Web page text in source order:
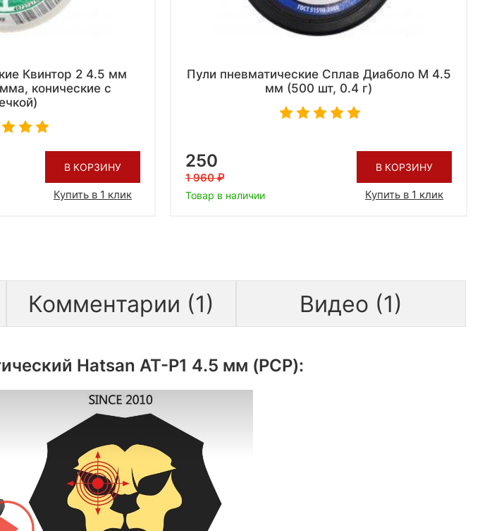
Квинтор 2 4.5 мм
конические с
В КОРЗИНУ
Купить в 1 клик
Пули пневматические Сплав Диаболо М 4.5
мм (500 шт, 0.4 г)
250
1 960
Товар в наличии
В КОРЗИНУ
Купить в 1 клик
Комментарии (1) Видео (1)
Hatsan AT-P1 4.5 мм (PCP):